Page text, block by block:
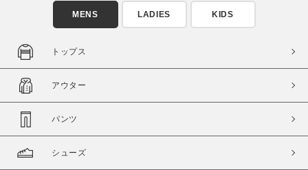
セール価格 WEB限定
在庫
在庫あり
MENS LADIES KIDS
トップス
アウター
パンツ
シューズ